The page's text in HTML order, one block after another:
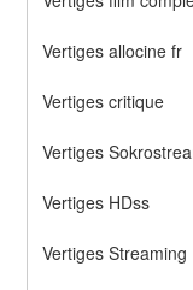
Vertiges allocine fr
Vertiges critique
Vertiges
Vertiges HDss
Vertiges Streaming